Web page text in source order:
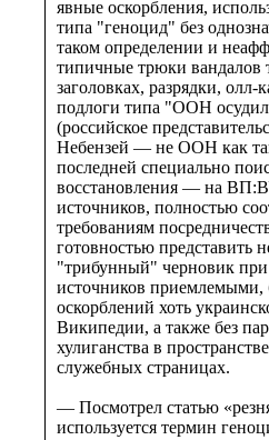
явные оскорбления,
типа "геноцид" без
таком определении и
типичные трюки вандалов
заголовках, разрядки,
подлоги типа "ООН
(российское
Небензей — не ООН как
последней специально
восстановления — на
источников, полностью
требованиям
готовностью представить
"трибунный" черновик
источников приемлемыми,
оскорблений хоть
Википедии, а также без
хулиганства в
служебных страницах.
— Посмотрел статью
используется термин